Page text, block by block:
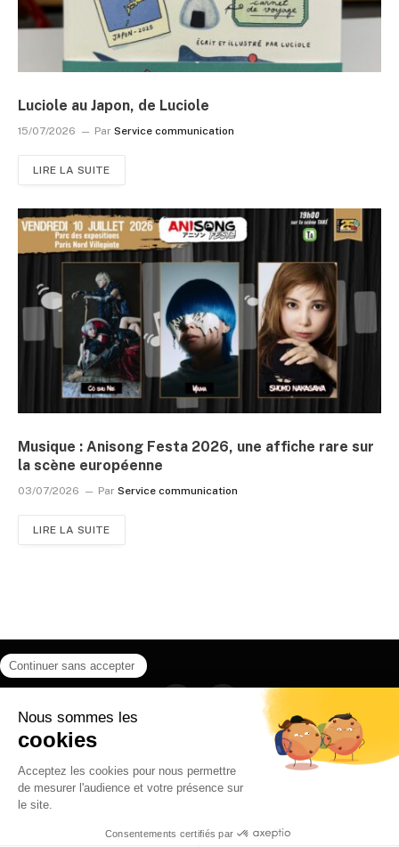
Luciole au Japon, de Luciole
15/07/2026 Par Service communication
LIRE LA SUITE
Musique : Anisong Festa 2026, une affiche rare sur
la scène européenne
03/07/2026 Par Service communication
LIRE LA SUITE
Instagram
CONTACT
POLITIQUE DE CONFIDENTIALITÉ
© 2026 Ilyfunet communication